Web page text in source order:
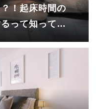
！起床時間の
って知ってま